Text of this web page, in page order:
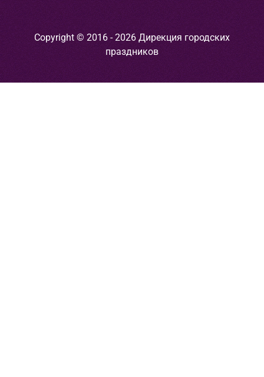
Copyright © 2016 - 2026 Дирекция городских
праздников